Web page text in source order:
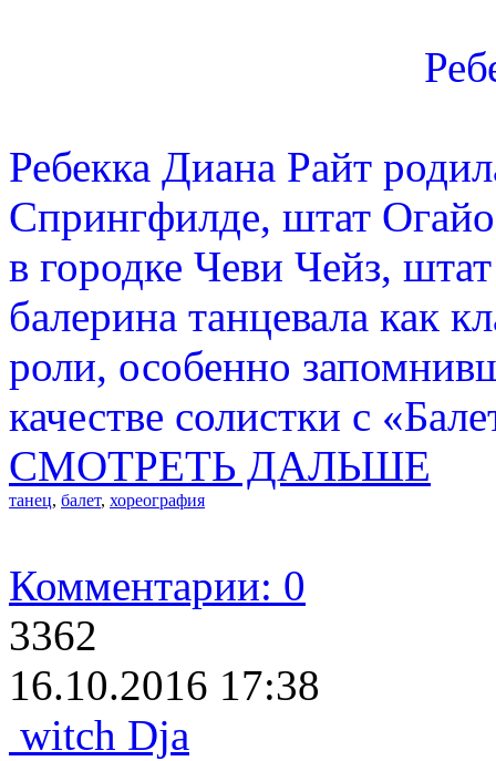
Ребекка Диана Райт
Спрингфилде, штат
в городке Чеви Чейз,
балерина танцевала как
роли, особенно
качестве солистки с
СМОТРЕТЬ ДАЛЬШЕ
танец, балет, хореография
Комментарии: 0
3362
16.10.2016 17:38
witch Dja